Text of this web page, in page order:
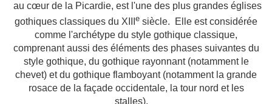
au cœur de la Picardie, est l'une des plus grandes églises
gothiques classiques du XIII e siècle. Elle est considérée
comme l'archétype du style gothique classique,
comprenant aussi des éléments des phases suivantes du
style gothique, du gothique rayonnant (notamment le
chevet) et du gothique flamboyant (notamment la grande
rosace de la façade occidentale, la tour nord et les
stalles).